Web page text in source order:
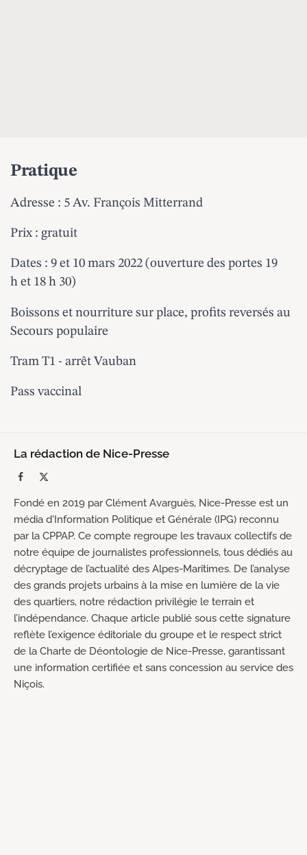
Pratique
Adresse : 5 Av. François Mitterrand
Prix : gratuit
Dates : 9 et 10 mars 2022 (ouverture des portes 19
h et 18 h 30)
Boissons et nourriture sur place, profits reversés au
Secours populaire
Tram T1 - arrêt Vauban
Pass vaccinal
La rédaction de Nice-Presse
Facebook
Fondé en 2019 par Clément Avarguès, Nice-Presse est un
média d'Information Politique et Générale (IPG) reconnu
par la CPPAP. Ce compte regroupe les travaux collectifs de
notre équipe de journalistes professionnels, tous dédiés au
décryptage de l’actualité des Alpes-Maritimes. De l’analyse
des grands projets urbains à la mise en lumière de la vie
des quartiers, notre rédaction privilégie le terrain et
l’indépendance. Chaque article publié sous cette signature
reflète l’exigence éditoriale du groupe et le respect strict
de la Charte de Déontologie de Nice-Presse, garantissant
une information certifiée et sans concession au service des
Niçois.